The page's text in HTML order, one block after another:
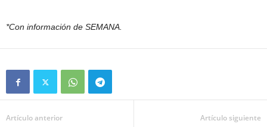
*Con información de SEMANA.
Artículo anterior Artículo siguiente